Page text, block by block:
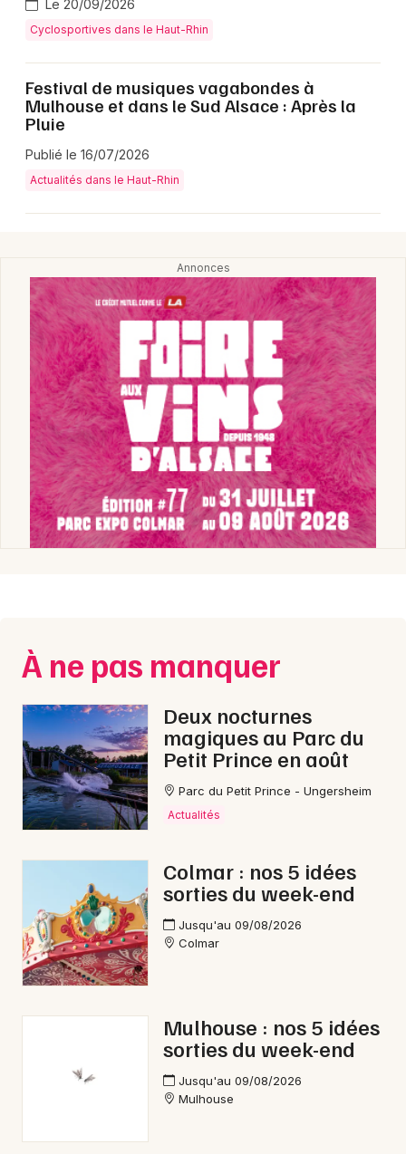
Choisir mes départements
Le 20/09/2026
Cyclosportives dans le Haut-Rhin
Festival de musiques vagabondes à
Mulhouse et dans le Sud Alsace : Après la
Pluie
Publié le 16/07/2026
Actualités dans le Haut-Rhin
À ne pas manquer
Deux nocturnes
magiques au Parc du
Petit Prince en août
Parc du Petit Prince - Ungersheim
Actualités
Colmar : nos 5 idées
sorties du week-end
Jusqu'au 09/08/2026
Colmar
Mulhouse : nos 5 idées
sorties du week-end
Jusqu'au 09/08/2026
Mulhouse